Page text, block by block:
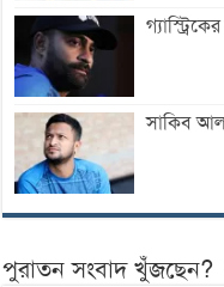
সাকিব আল
পুরাতন সংবাদ খুঁজছেন?